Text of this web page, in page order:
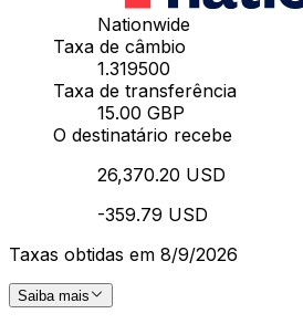
Nationwide
Taxa de câmbio
1.319500
Taxa de transferência
15.00 GBP
O destinatário recebe
26,370.20 USD
-359.79 USD
Taxas obtidas em 8/9/2026
Saiba mais